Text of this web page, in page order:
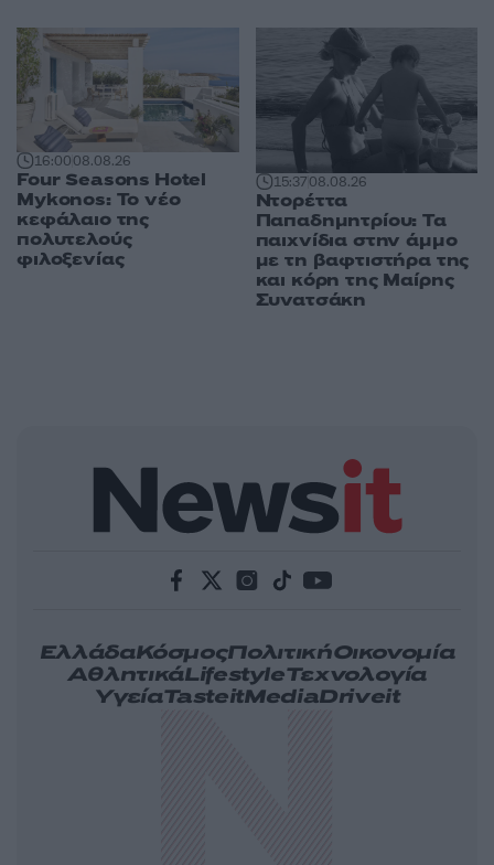
16:0008.08.26
Four Seasons Hotel
Mykonos: Το νέο
κεφάλαιο της
πολυτελούς
φιλοξενίας
15:3708.08.26
Ντορέττα
Παπαδημητρίου: Τα
παιχνίδια στην άμμο
με τη βαφτιστήρα της
και κόρη της Μαίρης
Συνατσάκη
ΕλλάδαΚόσμοςΠολιτικήΟικονομία
ΑθλητικάLifestyleΤεχνολογία
ΥγείαTasteitMediaDriveit